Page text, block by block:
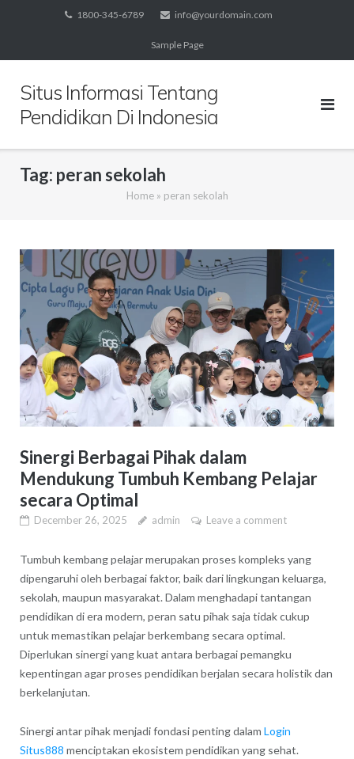
1800-345-6789 info@yourdomain.com
Sample Page
Situs Informasi Tentang
Pendidikan Di Indonesia
Tag: peran sekolah
Home» peran sekolah
Sinergi Berbagai Pihak dalam
Mendukung Tumbuh Kembang Pelajar
secara Optimal
December 26, 2025 admin Leave a comment
Tumbuh kembang pelajar merupakan proses kompleks yang
dipengaruhi oleh berbagai faktor, baik dari lingkungan keluarga,
sekolah, maupun masyarakat. Dalam menghadapi tantangan
pendidikan di era modern, peran satu pihak saja tidak cukup
untuk memastikan pelajar berkembang secara optimal.
Diperlukan sinergi yang kuat antara berbagai pemangku
kepentingan agar proses pendidikan berjalan secara holistik dan
berkelanjutan.
Sinergi antar pihak menjadi fondasi penting dalam Login
Situs888 menciptakan ekosistem pendidikan yang sehat.